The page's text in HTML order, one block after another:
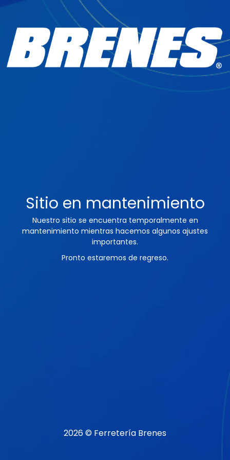
Sitio en mantenimiento
Nuestro sitio se encuentra temporalmente en
mantenimiento mientras hacemos algunos ajustes
importantes.
Pronto estaremos de regreso.
2026 © Ferretería Brenes